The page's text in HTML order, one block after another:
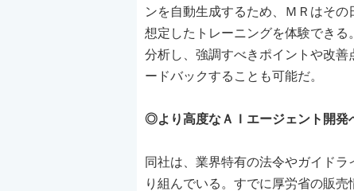
ンを自動生成するため、ＭＲはそ
想定したトレーニングを体験でき
分析し、強調すべきポイントや改
ードバックすることも可能だ。
◎より高度なＡＩエージェント開
同社は、業界特有の法令やガイド
り組んでいる。すでに厚労省の販